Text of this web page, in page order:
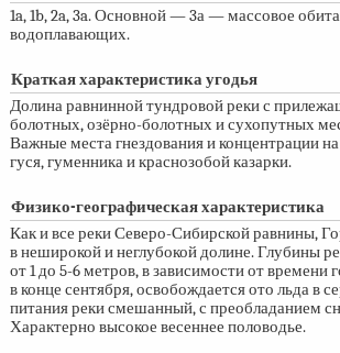
1a, 1b, 2a, 3a. Основной — 3а — массовое
водоплавающих.
Краткая характеристика угодья
Долина равнинной тундровой реки с
болотных, озёрно-болотных и сухопутных
Важные места гнездования и концентрации
гуся, гуменника и краснозобой казарки.
Физико-географическая характеристика
Как и все реки Северо-Сибирской равнины,
в неширокой и неглубокой долине. Глубины
от 1 до 5-6 метров,в зависимости от времени
в конце сентября, освобождается ото льда в
питания реки смешанный, с преобладанием
Характерно высокое весеннее половодье.